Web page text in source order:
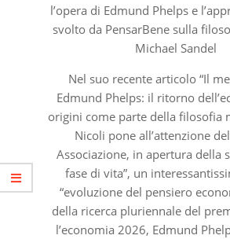
l’opera di Edmund Phelps e
svolto da PensarBene sulla
Michael Sandel
Nel suo recente articolo “Il
Edmund Phelps: il ritorno
origini come parte della filosofia
Nicoli pone all’attenzione
Associazione, in apertura della
fase di vita”, un
“evoluzione del pensiero
della ricerca pluriennale del
l’economia 2026, Edmund